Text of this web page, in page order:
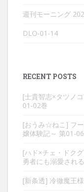
週刊モーニング
DLO-01-14
RECENT POSTS
[士貴智志×タツノ
01-02巻
[おうみ☆ねこ] フ
嬢体験記～ 第01-
[ハド×チェ・ドク
勇者にも溺愛され
[新条透] 冷徹魔王